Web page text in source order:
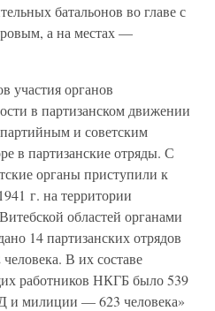
батальонов во главе с
а на местах —
участия органов
в партизанском движении
и советским
в партизанские отряды. С
органы приступили к
г. на территории
областей органами
14 партизанских отрядов
В их составе
работников НКГБ было 539
и милиции — 623 человека»